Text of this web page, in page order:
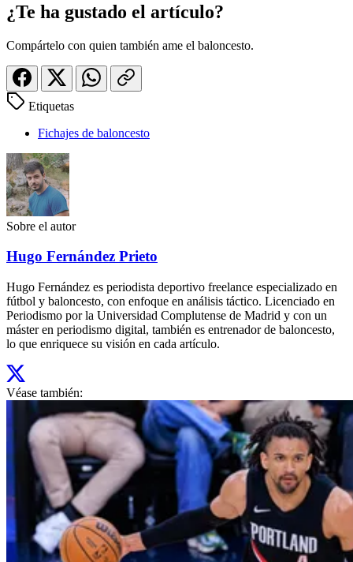
¿Te ha gustado el artículo?
Compártelo con quien también ame el baloncesto.
Etiquetas
Fichajes de baloncesto
Sobre el autor
Hugo Fernández Prieto
Hugo Fernández es periodista deportivo freelance especializado en
fútbol y baloncesto, con enfoque en análisis táctico. Licenciado en
Periodismo por la Universidad Complutense de Madrid y con un
máster en periodismo digital, también es entrenador de baloncesto,
lo que enriquece su visión en cada artículo.
Véase también: